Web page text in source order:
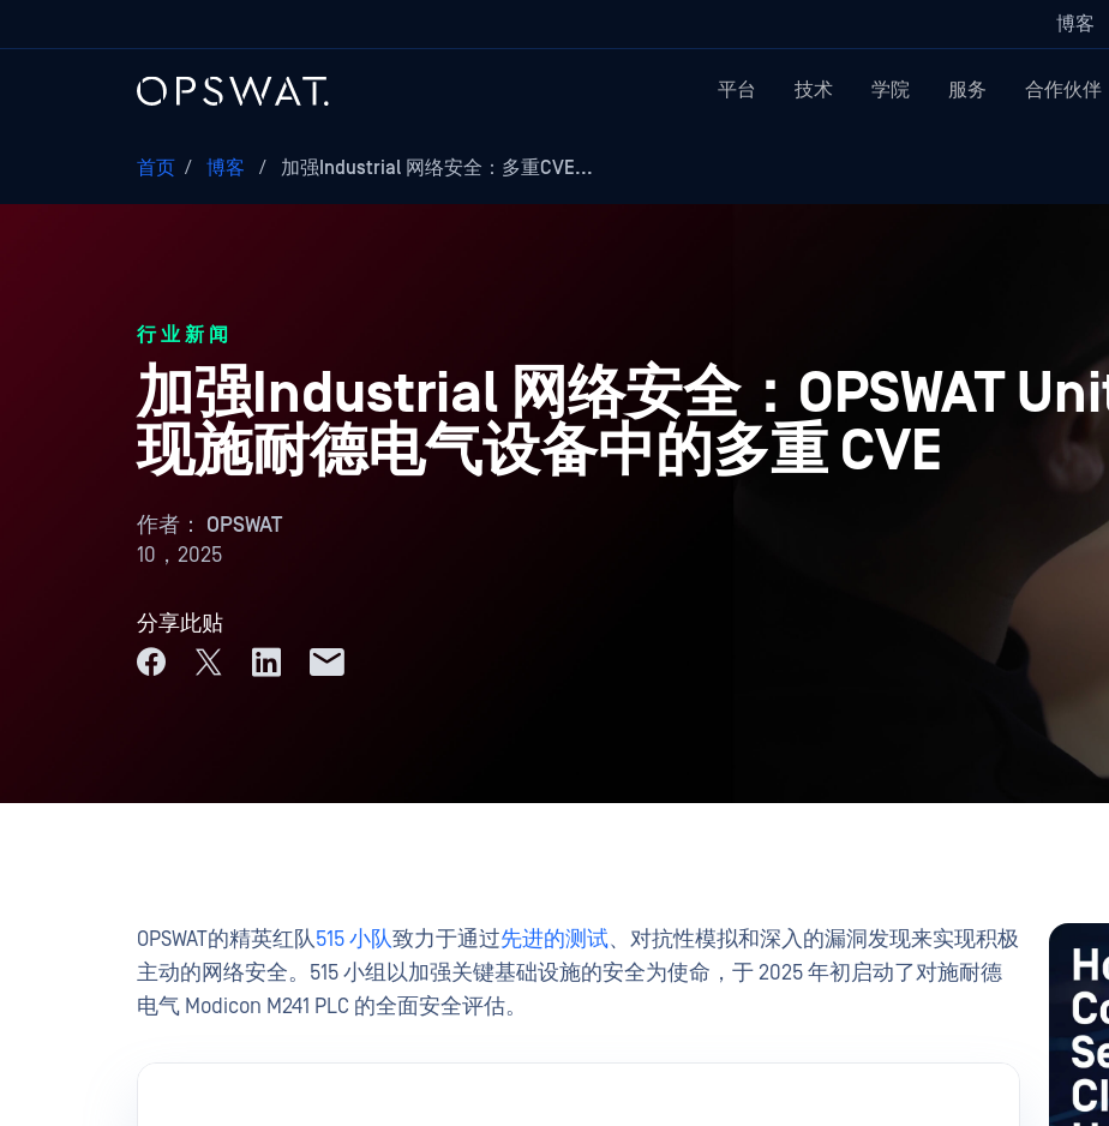
博客
平台 技术 学院 服务 合作伙伴
首页 / 博客 / 加强Industrial 网络安全：多重CVE...
行业新闻
加强Industrial 网络安全：OPSWAT
现施耐德电气设备中的多重 CVE
作者： OPSWAT
10，2025
分享此贴
OPSWAT的精英红队515 小队致力于通过先进的测试、对抗性模拟和深入的漏洞发现来实现积极
主动的网络安全。515 小组以加强关键基础设施的安全为使命，于 2025 年初启动了对施耐德
电气 Modicon M241 PLC 的全面安全评估。